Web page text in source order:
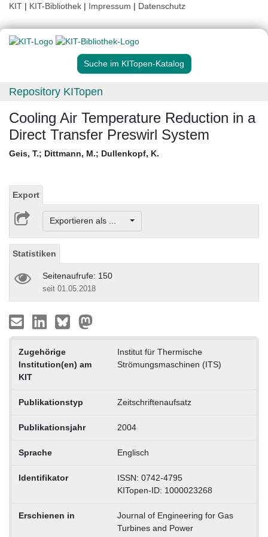
KIT | KIT-Bibliothek | Impressum | Datenschutz
Suche im KITopen-Katalog
Repository KITopen
Cooling Air Temperature Reduction in a
Direct Transfer Preswirl System
Geis, T.; Dittmann, M.; Dullenkopf, K.
Export
Exportieren als ...
Statistiken
Seitenaufrufe: 150
seit 01.05.2018
Zugehörige
Institution(en) am
KIT
Institut für Thermische
Strömungsmaschinen (ITS)
Publikationstyp Zeitschriftenaufsatz
Publikationsjahr 2004
Sprache Englisch
Identifikator
ISSN: 0742-4795
KITopen-ID: 1000023268
Erschienen in
Journal of Engineering for Gas
Turbines and Power